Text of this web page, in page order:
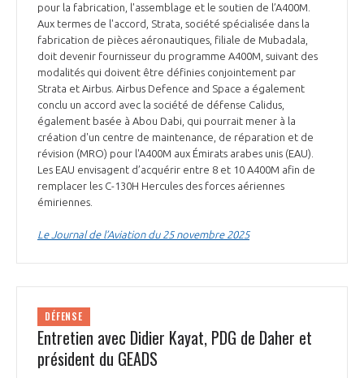
NOS RÉSEAUX À L'INTERNATIONAL
COMITÉ AERO PME
STARTAIR
COMMISSIONS ET COMITÉS
LES PROGRAMMES DU GIFAS
UN ÉCOSYSTÈME INTÉGRÉ ET COHÉRENT
POURQUOI DEVENIR MEMBRE ?
LA MÉDIATION
LA MÉDIATION DANS LA FILIÈRE AÉRONAUTIQUE ET SPATIALE
LE MÉDIATEUR DE LA FILIÈRE AÉRONAUTIQUE ET SPATIALE
MÉDIATION ET CHARTE D’ENGAGEMENT SUR LES RELATIONS ENTRE
CLIENTS ET FOURNISSEURS
LA MÉDIATION AU-DELÀ DE LA FILIÈRE AÉRONAUTIQUE ET SPATIALE
PRENDRE CONTACT AVEC LE MÉDIATEUR DE LA FILIÈRE
LE SALON DU BOURGET
L'OBSERVATOIRE
CHIFFRES CLÉS
LES ENJEUX
COMPÉTITIVITÉ
EMPLOI & FORMATION
LES PUBLICATIONS
DOCUMENTS & BROCHURES
pour la fabrication, l'assemblage et le soutien de l’A400M.
Aux termes de l'accord, Strata, société spécialisée dans la
fabrication de pièces aéronautiques, filiale de Mubadala,
doit devenir fournisseur du programme A400M, suivant des
modalités qui doivent être définies conjointement par
Strata et Airbus. Airbus Defence and Space a également
conclu un accord avec la société de défense Calidus,
également basée à Abou Dabi, qui pourrait mener à la
création d'un centre de maintenance, de réparation et de
révision (MRO) pour l'A400M aux Émirats arabes unis (EAU).
Les EAU envisagent d’acquérir entre 8 et 10 A400M afin de
remplacer les C-130H Hercules des forces aériennes
émiriennes.
Le Journal de l’Aviation du 25 novembre 2025
DÉFENSE
Entretien avec Didier Kayat, PDG de Daher et
président du GEADS
Découvrez les avantages d'adhérer au GIFAS.
Rencontres, salons, données sectorielles,
programmes ...
DEMANDE D’ADHÉSION